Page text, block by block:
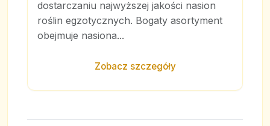
dostarczaniu najwyższej jakości nasion
roślin egzotycznych. Bogaty asortyment
obejmuje nasiona...
Zobacz szczegóły